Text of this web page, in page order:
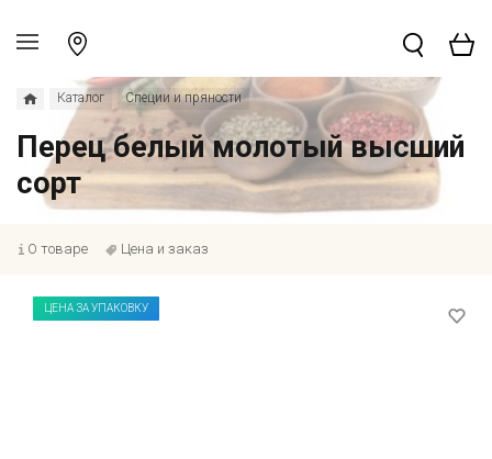
Каталог Специи и пряности
Перец белый молотый высший
сорт
О товаре Цена и заказ
ЦЕНА ЗА УПАКОВКУ